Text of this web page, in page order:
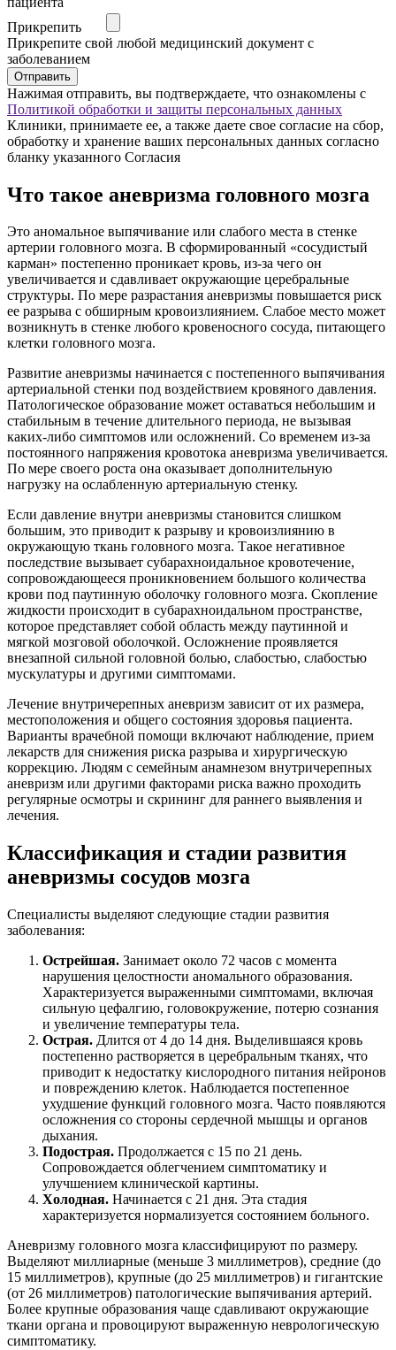
Прикрепить
Прикрепите свой любой медицинский документ с
заболеванием
Отправить
Нажимая отправить, вы подтверждаете, что ознакомлены с
Политикой обработки и защиты персональных данных
Клиники, принимаете ее, а также даете свое согласие на сбор,
обработку и хранение ваших персональных данных согласно
бланку указанного Согласия
Что такое аневризма головного мозга
Это аномальное выпячивание или слабого места в стенке
артерии головного мозга. В сформированный «сосудистый
карман» постепенно проникает кровь, из-за чего он
увеличивается и сдавливает окружающие церебральные
структуры. По мере разрастания аневризмы повышается риск
ее разрыва с обширным кровоизлиянием. Слабое место может
возникнуть в стенке любого кровеносного сосуда, питающего
клетки головного мозга.
Развитие аневризмы начинается с постепенного выпячивания
артериальной стенки под воздействием кровяного давления.
Патологическое образование может оставаться небольшим и
стабильным в течение длительного периода, не вызывая
каких-либо симптомов или осложнений. Со временем из-за
постоянного напряжения кровотока аневризма увеличивается.
По мере своего роста она оказывает дополнительную
нагрузку на ослабленную артериальную стенку.
Если давление внутри аневризмы становится слишком
большим, это приводит к разрыву и кровоизлиянию в
окружающую ткань головного мозга. Такое негативное
последствие вызывает субарахноидальное кровотечение,
сопровождающееся проникновением большого количества
крови под паутинную оболочку головного мозга. Скопление
жидкости происходит в субарахноидальном пространстве,
которое представляет собой область между паутинной и
мягкой мозговой оболочкой. Осложнение проявляется
внезапной сильной головной болью, слабостью, слабостью
мускулатуры и другими симптомами.
Лечение внутричерепных аневризм зависит от их размера,
местоположения и общего состояния здоровья пациента.
Варианты врачебной помощи включают наблюдение, прием
лекарств для снижения риска разрыва и хирургическую
коррекцию. Людям с семейным анамнезом внутричерепных
аневризм или другими факторами риска важно проходить
регулярные осмотры и скрининг для раннего выявления и
лечения.
Классификация и стадии развития
аневризмы сосудов мозга
Специалисты выделяют следующие стадии развития
заболевания:
Острейшая. Занимает около 72 часов с момента
нарушения целостности аномального образования.
Характеризуется выраженными симптомами, включая
сильную цефалгию, головокружение, потерю сознания
и увеличение температуры тела.
Острая. Длится от 4 до 14 дня. Выделившаяся кровь
постепенно растворяется в церебральным тканях, что
приводит к недостатку кислородного питания нейронов
и повреждению клеток. Наблюдается постепенное
ухудшение функций головного мозга. Часто появляются
осложнения со стороны сердечной мышцы и органов
дыхания.
Подострая. Продолжается с 15 по 21 день.
Сопровождается облегчением симптоматику и
улучшением клинической картины.
Холодная. Начинается с 21 дня. Эта стадия
характеризуется нормализуется состоянием больного.
Аневризму головного мозга классифицируют по размеру.
Выделяют миллиарные (меньше 3 миллиметров), средние (до
15 миллиметров), крупные (до 25 миллиметров) и гигантские
(от 26 миллиметров) патологические выпячивания артерий.
Более крупные образования чаще сдавливают окружающие
ткани органа и провоцируют выраженную неврологическую
симптоматику.